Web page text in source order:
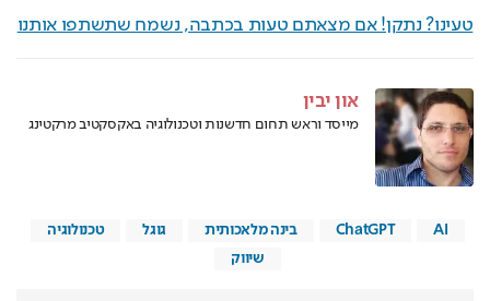
טעינו? נתקן! אם מצאתם טעות בכתבה, נשמח שתשתפו אותנו
און יבין
מייסד וראש תחום חדשנות וטכנולוגיה באקסקטיב מרקטינג
AI
ChatGPT בינה מלאכותית גוגל
טכנולוגיה
שיווק